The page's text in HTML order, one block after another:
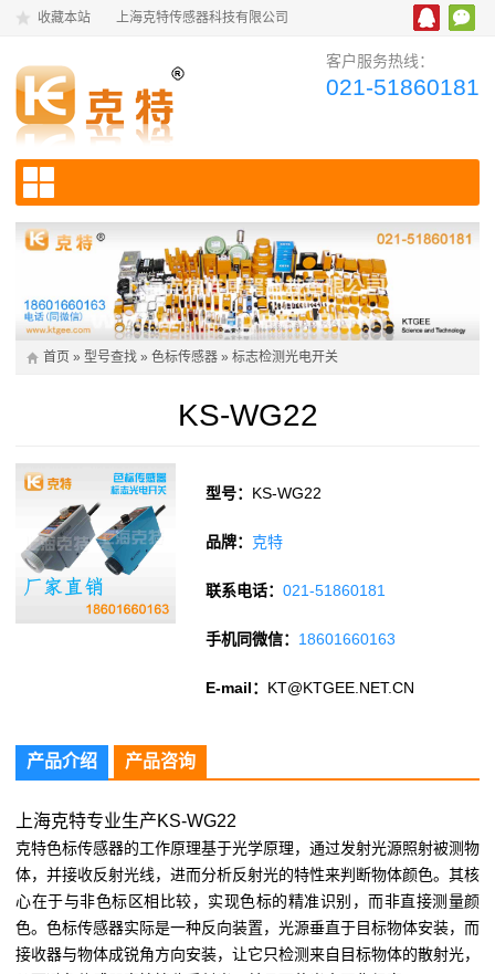
收藏本站 上海克特传感器科技有限公司
客户服务热线：
021-51860181
首页 » 型号查找 » 色标传感器 » 标志检测光电开关
KS-WG22
型号： KS-WG22
品牌： 克特
联系电话：021-51860181
手机同微信： 18601660163
E-mail： KT@KTGEE.NET.CN
产品介绍 产品咨询
上海克特专业生产KS-WG22
克特色标传感器的工作原理基于光学原理，通过发射光源照射被测物
体，并接收反射光线，进而分析反射光的特性来判断物体颜色。其核
心在于与非色标区相比较，实现色标的精准识别，而非直接测量颜
色。色标传感器实际是一种反向装置，光源垂直于目标物体安装，而
接收器与物体成锐角方向安装，让它只检测来自目标物体的散射光，